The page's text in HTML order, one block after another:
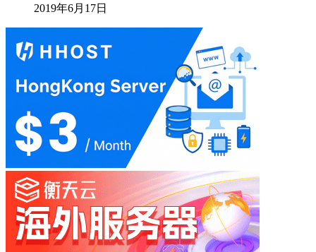
2019年6月17日